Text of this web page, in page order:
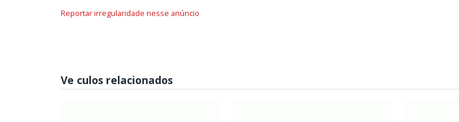
Reportar irregularidade nesse anúncio
Ve culos relacionados